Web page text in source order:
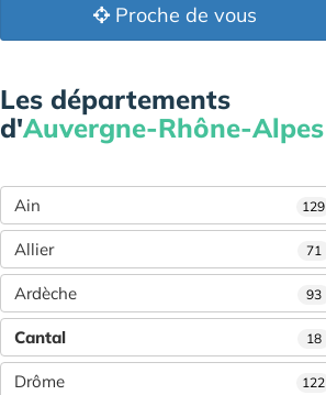
Proche de vous
Les départements
d'Auvergne-Rhône-Alpes
Ain 129
Allier 71
Ardèche 93
Cantal 18
Drôme 122